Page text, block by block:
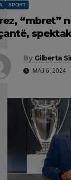
SPORT
“mbret”
By Gilberta
MAJ 6, 2024